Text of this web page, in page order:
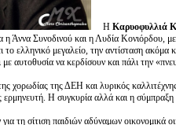
Η Καρυοφυλλιά
Άννα Συνοδινού και η Λυδία Κονιόρδου,
το ελληνικό μεγαλείο, την αντίσταση
αυτοθυσία να κερδίσουν και πάλι την
χορωδίας της ΔΕΗ και λυρικός
Η συγκυρία αλλά και η σύμπραξη
τη σίτιση παιδιών αδύναμων οικονομικά